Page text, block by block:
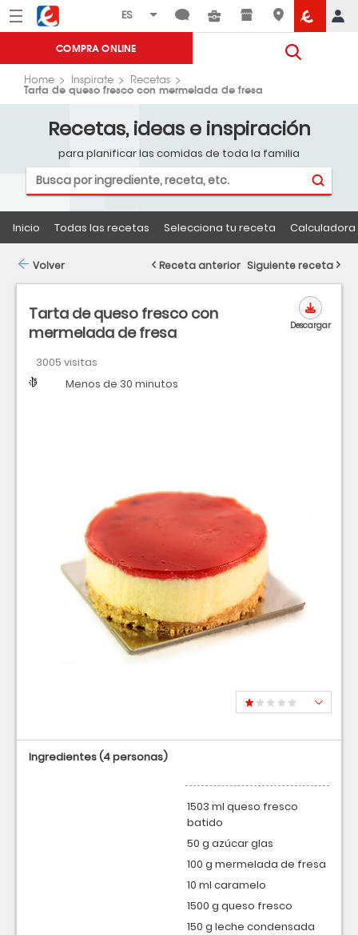
Menú Eroski
COMPRA ONLINE
Home Inspirate Recetas
Tarta de queso fresco con mermelada de fresa
Recetas, ideas e inspiración
para planificar las comidas de toda la familia
Inicio Todas las recetas Selecciona tu receta
Tarta de queso fresco con
mermelada de fresa
3005 visitas
Dificultad
Tiempo Menos de 30 minutos
Descargar
Ingredientes(4 personas)
1503 ml queso fresco
batido
50 g azúcar glas
100 g mermelada de fresa
10 ml caramelo
1500 g queso fresco
150 g leche condensada
Volver Receta anterior Siguiente receta